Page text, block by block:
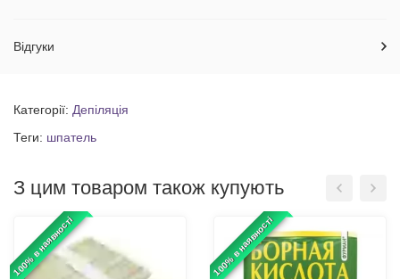
Відгуки
Категорії: Депіляція
Теги: шпатель
З цим товаром також купують
100% в наявності 100% в наявності